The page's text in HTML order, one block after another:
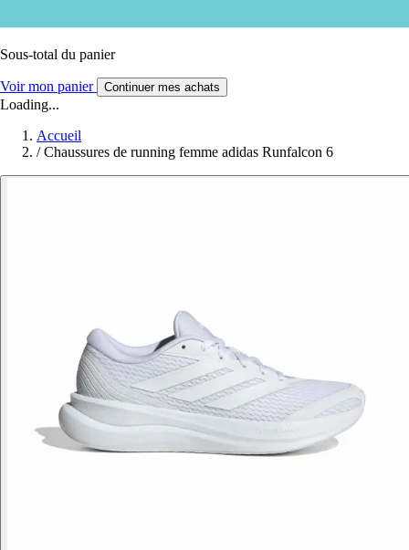
Sous-total du panier
Voir mon panier Continuer mes achats
Loading...
Accueil
/ Chaussures de running femme adidas Runfalcon 6